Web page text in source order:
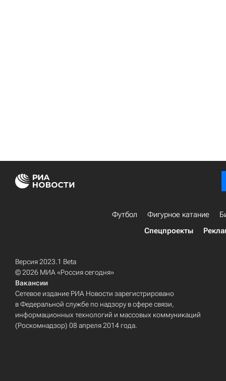
Футбол Фигурное катание
Спецпроекты
Версия 2023.1 Beta
© 2026 МИА «Россия сегодня»
Вакансии
Сетевое издание РИА Новости зарегистрировано
в Федеральной службе по надзору в сфере связи,
информационных технологий и массовых коммуникаций
(Роскомнадзор) 08 апреля 2014 года.